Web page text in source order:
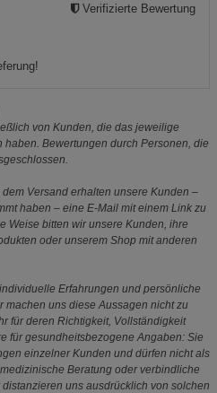
Verifizierte Bewertung
von Kunden, die das jeweilige
Bewertungen durch Personen, die
Versand erhalten unsere Kunden –
haben – eine E-Mail mit einem Link zu
Weise bitten wir unsere Kunden, ihre
oder unserem Shop mit anderen
Erfahrungen und persönliche
machen uns diese Aussagen nicht zu
für deren Richtigkeit, Vollständigkeit
für gesundheitsbezogene Angaben: Sie
einzelner Kunden und dürfen nicht als
Beratung oder verbindliche
uns ausdrücklich von solchen